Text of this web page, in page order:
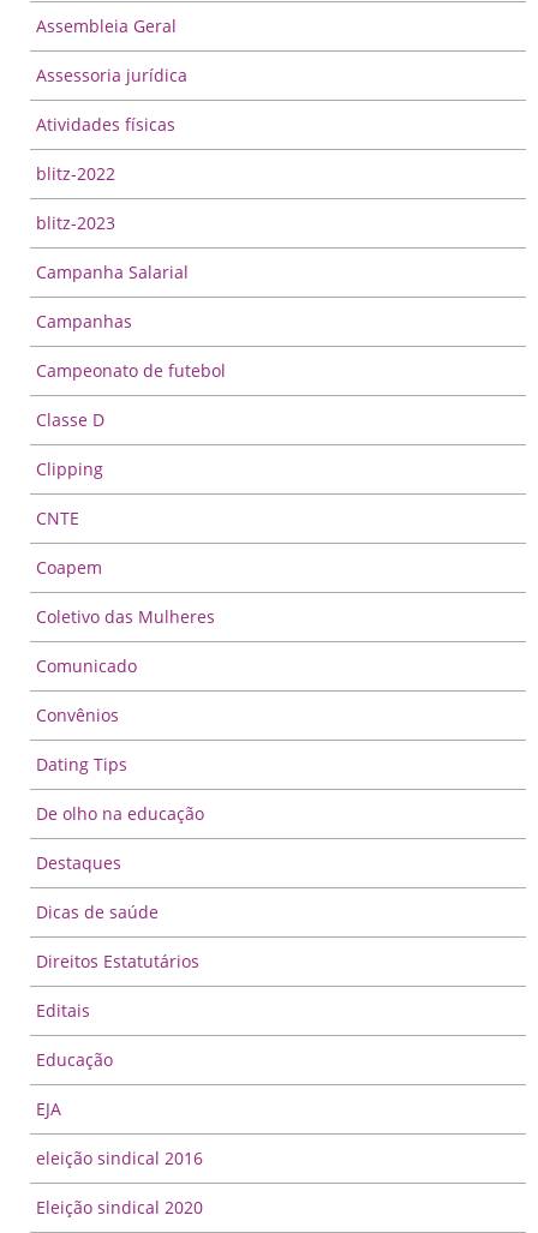
Assembleia Geral
Assessoria jurídica
Atividades físicas
blitz-2022
blitz-2023
Campanha Salarial
Campanhas
Campeonato de futebol
Classe D
Clipping
CNTE
Coapem
Coletivo das Mulheres
Comunicado
Convênios
Dating Tips
De olho na educação
Destaques
Dicas de saúde
Direitos Estatutários
Editais
Educação
EJA
eleição sindical 2016
Eleição sindical 2020